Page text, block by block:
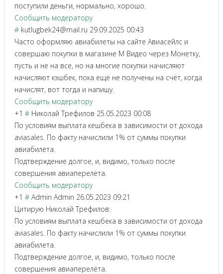
поступили деньги, нормально, хорошо.
Сообщить модератору
# kutlugbek24@mail.ru 29.09.2025 00:43
Часто оформляю авиабилеты на сайте Авиасейлс и
совершаю покупки в магазине М Видео через Монетку,
пусть и не на все, но на многие покупки начисляют
начисляют кэшбек, пока ещё не получены на счёт, когда
начислят, вот тогда и напишу.
Сообщить модератору
+1 # Николай Трефилов 25.05.2023 00:08
По условиям выплата кешбека в зависимости от дохода
aviasales. По факту начислили 1% от суммы покупки
авиабилета.
Подтверждение долгое, и, видимо, только после
совершения авиаперелёта.
Сообщить модератору
+1 # Admin Admin 26.05.2023 09:21
Цитирую Николай Трефилов:
По условиям выплата кешбека в зависимости от дохода
aviasales. По факту начислили 1% от суммы покупки
авиабилета.
Подтверждение долгое, и, видимо, только после
совершения авиаперелёта.